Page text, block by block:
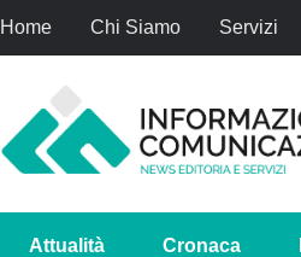
Home Chi Siamo Servizi
Attualità Cronaca